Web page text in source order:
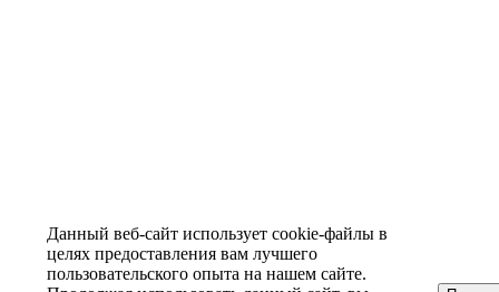
Данный веб-сайт использует cookie-файлы в
целях предоставления вам лучшего
пользовательского опыта на нашем сайте.